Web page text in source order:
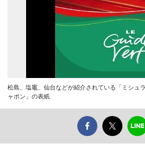
松島、塩竈、仙台などが紹介されている「ミシュ
ャポン」の表紙